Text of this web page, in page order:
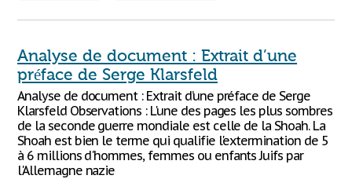
Analyse de document : Extrait d’une
préface de Serge Klarsfeld
Analyse de document : Extrait d’une préface de Serge
Klarsfeld Observations : L'une des pages les plus sombres
de la seconde guerre mondiale est celle de la Shoah. La
Shoah est bien le terme qui qualifie l'extermination de 5
à 6 millions d'hommes, femmes ou enfants Juifs par
l'Allemagne nazie